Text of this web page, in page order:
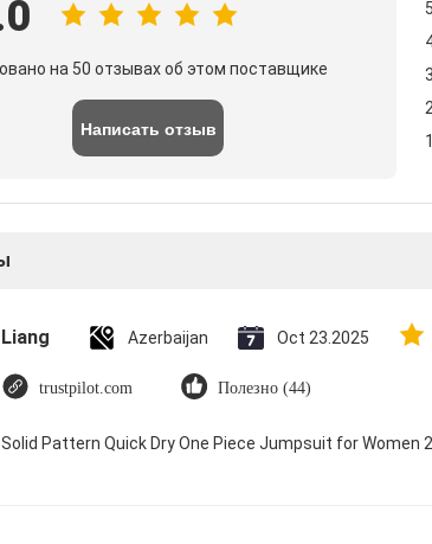
на 50 отзывах об этом поставщике
Написать отзыв
Liang Azerbaijan Oct 23.2025
trustpilot.com Полезно (44)
Solid Pattern Quick Dry One Piece Jumpsuit for Women